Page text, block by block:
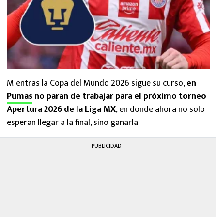
BOXEO
LIGA MX
NFL
Mientras la Copa del Mundo 2026 sigue su curso,en
Pumasno paran de trabajar para el próximo torneo
Apertura 2026 de la Liga MX, en donde ahora no solo
esperan llegar a la final, sino ganarla.
PUBLICIDAD